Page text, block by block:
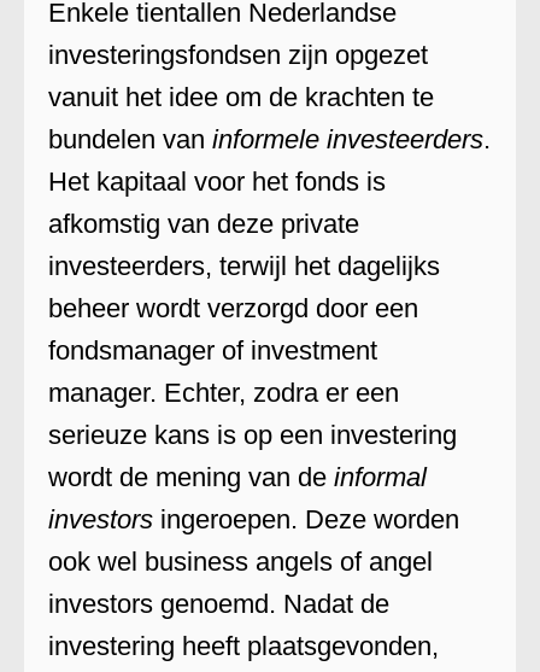
Enkele tientallen Nederlandse
investeringsfondsen zijn opgezet
vanuit het idee om de krachten te
bundelen van informele investeerders.
Het kapitaal voor het fonds is
afkomstig van deze private
investeerders, terwijl het dagelijks
beheer wordt verzorgd door een
fondsmanager of investment
manager. Echter, zodra er een
serieuze kans is op een investering
wordt de mening van de informal
investors ingeroepen. Deze worden
ook wel business angels of angel
investors genoemd. Nadat de
investering heeft plaatsgevonden,